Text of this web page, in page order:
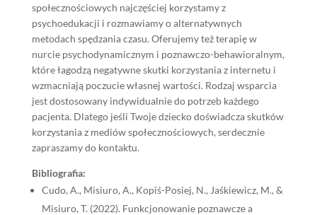
społecznościowych najczęściej korzystamy z
psychoedukacji i rozmawiamy o alternatywnych
metodach spędzania czasu. Oferujemy też terapię w
nurcie psychodynamicznym i poznawczo-behawioralnym,
które łagodzą negatywne skutki korzystania z internetu i
wzmacniają poczucie własnej wartości. Rodzaj wsparcia
jest dostosowany indywidualnie do potrzeb każdego
pacjenta. Dlatego jeśli Twoje dziecko doświadcza skutków
korzystania z mediów społecznościowych, serdecznie
zapraszamy do kontaktu.
Bibliografia:
Cudo, A., Misiuro, A., Kopiś-Posiej, N., Jaśkiewicz, M., &
Misiuro, T. (2022). Funkcjonowanie poznawcze a